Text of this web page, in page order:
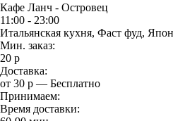
Кафе Ланч - Островец
11:00 - 23:00
Итальянская кухня, Фаст фуд,
Мин. заказ:
20 р
Доставка:
от 30 р — Бесплатно
Принимаем:
Время доставки: